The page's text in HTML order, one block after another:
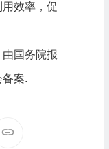
效率，促
由国务院报
案.